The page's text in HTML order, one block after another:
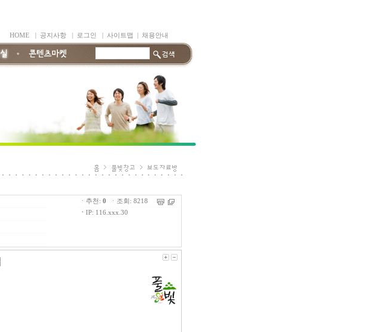
HOME 공지사항 로그인 사이트맵 채용안내
ㆍ추천: 0 ㆍ조회: 8218
ㆍ IP: 116.xxx.30